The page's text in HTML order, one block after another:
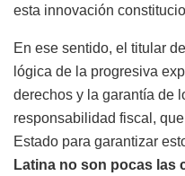
esta innovación
En ese sentido, el titular
lógica de la progresiva
derechos y la garantía de
responsabilidad fiscal,
Estado para garantizar
Latina no son pocas las